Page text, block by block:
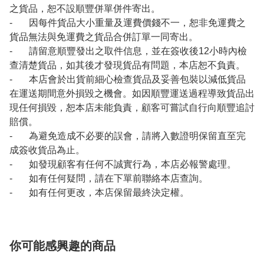
之貨品，恕不設順豐併單併件寄出。
- 因每件貨品大小重量及運費價錢不一，恕非免運費之
貨品無法與免運費之貨品合併訂單一同寄出。
- 請留意順豐發出之取件信息，並在簽收後12小時內檢
查清楚貨品，如其後才發現貨品有問題，本店恕不負責。
- 本店會於出貨前細心檢查貨品及妥善包裝以減低貨品
在運送期間意外損毀之機會。如因順豐運送過程導致貨品出
現任何損毀，恕本店未能負責，顧客可嘗試自行向順豐追討
賠償。
- 為避免造成不必要的誤會，請將入數證明保留直至完
成簽收貨品為止。
- 如發現顧客有任何不誠實行為，本店必報警處理。
- 如有任何疑問，請在下單前聯絡本店查詢。
- 如有任何更改，本店保留最終決定權。
你可能感興趣的商品